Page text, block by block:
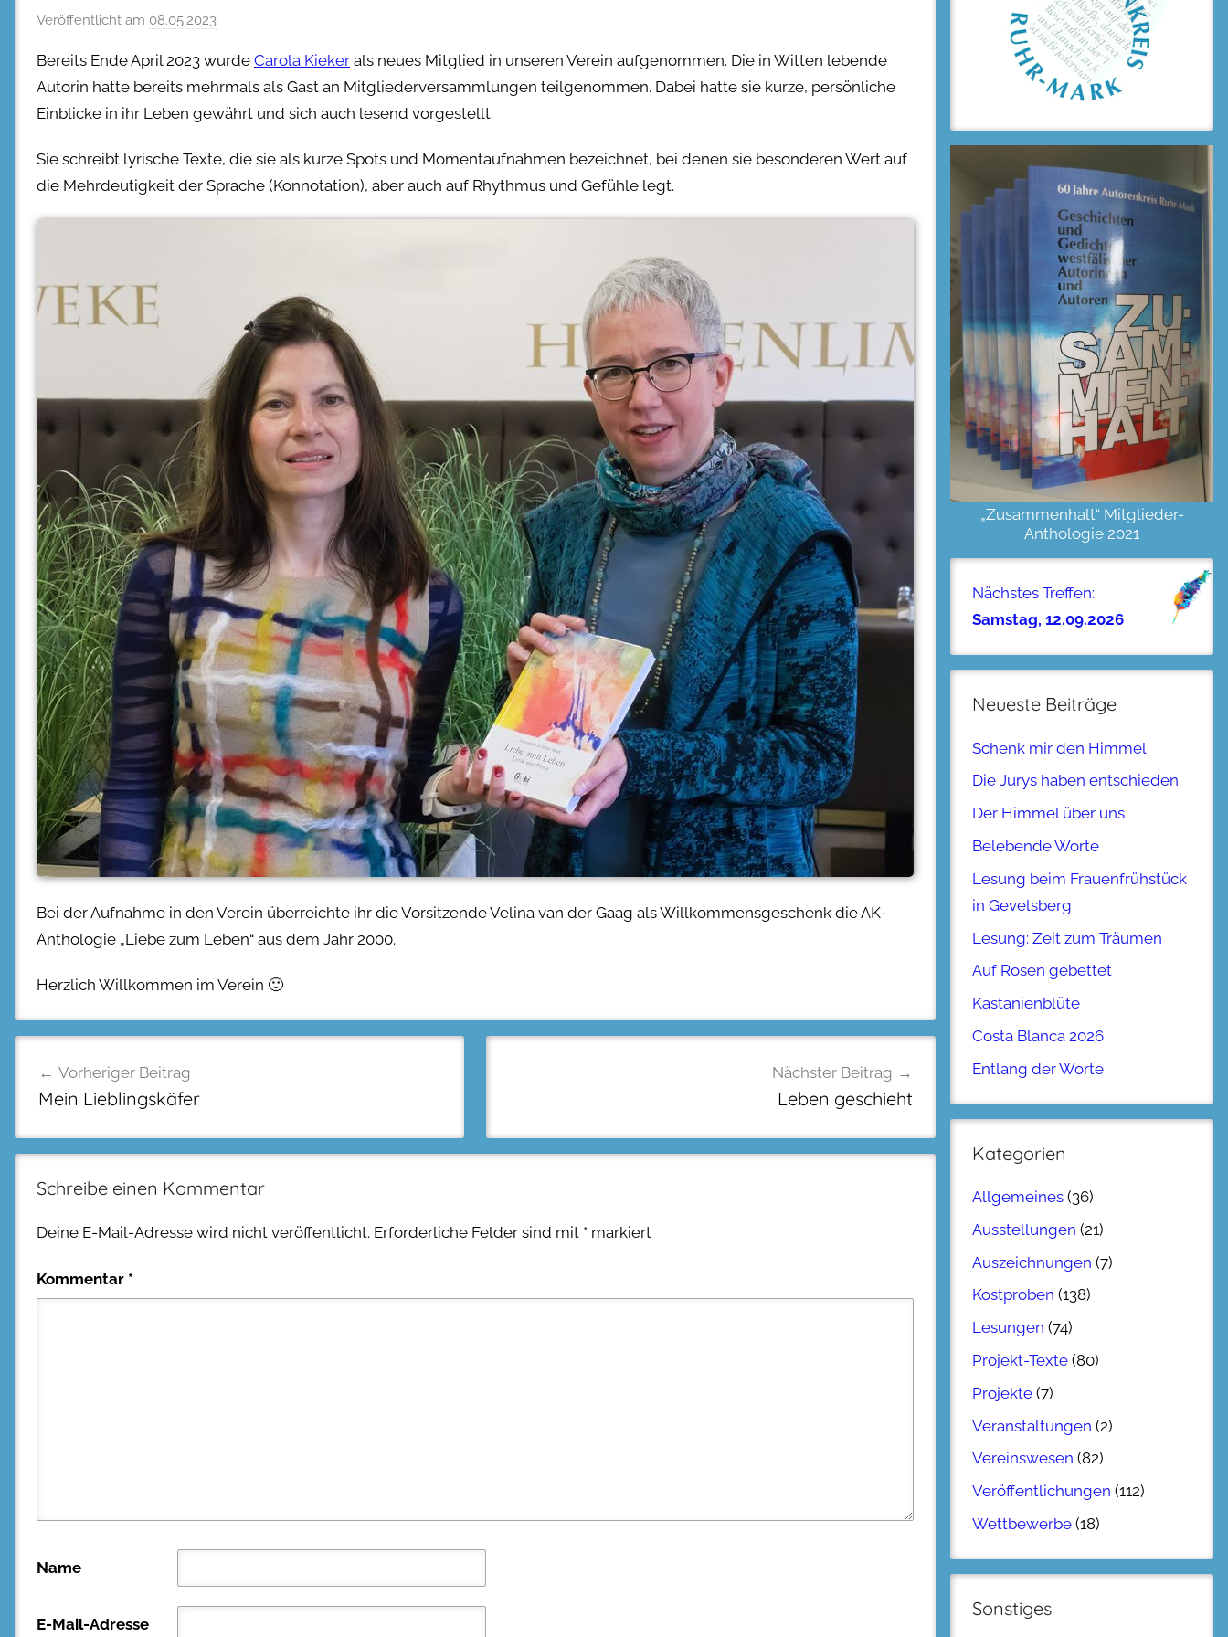
Veröffentlicht am 08.05.2023
Bereits Ende April 2023 wurde Carola Kieker als neues Mitglied in unseren Verein aufgenommen. Die in Witten lebende
Autorin hatte bereits mehrmals als Gast an Mitgliederversammlungen teilgenommen. Dabei hatte sie kurze, persönliche
Einblicke in ihr Leben gewährt und sich auch lesend vorgestellt.
Sie schreibt lyrische Texte, die sie als kurze Spots und Momentaufnahmen bezeichnet, bei denen sie besonderen Wert auf
die Mehrdeutigkeit der Sprache (Konnotation), aber auch auf Rhythmus und Gefühle legt.
Bei der Aufnahme in den Verein überreichte ihr die Vorsitzende Velina van der Gaag als Willkommensgeschenk die AK-
Anthologie „Liebe zum Leben“ aus dem Jahr 2000.
Herzlich Willkommen im Verein 🙂
Vorheriger Beitrag
Mein Lieblingskäfer
Nächster Beitrag
Leben geschieht
Schreibe einen Kommentar
Deine E-Mail-Adresse wird nicht veröffentlicht. Erforderliche Felder sind mit * markiert
Kommentar *
Name
E-Mail-Adresse
„Zusammenhalt“ Mitglieder-
Anthologie 2021
Nächstes Treffen:
Samstag, 12.09.2026
Neueste Beiträge
Schenk mir den Himmel
Die Jurys haben entschieden
Der Himmel über uns
Belebende Worte
Lesung beim Frauenfrühstück
in Gevelsberg
Lesung: Zeit zum Träumen
Auf Rosen gebettet
Kastanienblüte
Costa Blanca 2026
Entlang der Worte
Kategorien
Allgemeines (36)
Ausstellungen (21)
Auszeichnungen (7)
Kostproben (138)
Lesungen (74)
Projekt-Texte (80)
Projekte (7)
Veranstaltungen (2)
Vereinswesen (82)
Veröffentlichungen (112)
Wettbewerbe (18)
Sonstiges